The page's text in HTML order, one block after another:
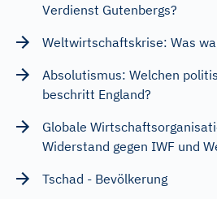
Verdienst Gutenbergs?
Weltwirtschaftskrise: Was
Absolutismus: Welchen
beschritt England?
Globale
Widerstand gegen IWF und
Tschad - Bevölkerung